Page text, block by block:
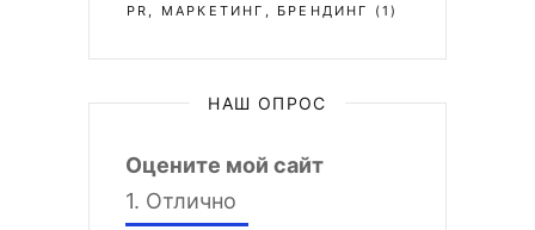
PR, МАРКЕТИНГ, БРЕНДИНГ (1)
НАШ ОПРОС
Оцените мой сайт
1. Отлично